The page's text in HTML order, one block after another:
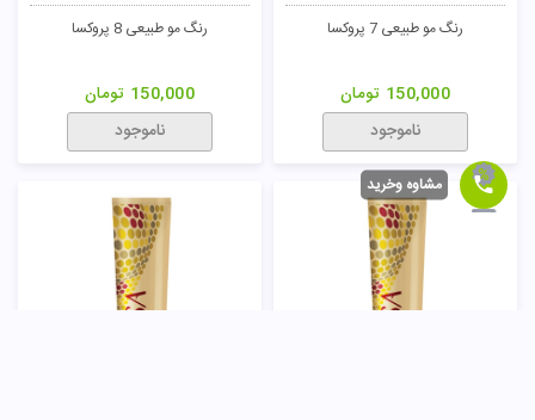
رنگ مو طبیعی 7 پروکسا
150,000 تومان
ناموجود
رنگ مو طبیعی 8 پروکسا
150,000 تومان
ناموجود
مشاوه وخرید